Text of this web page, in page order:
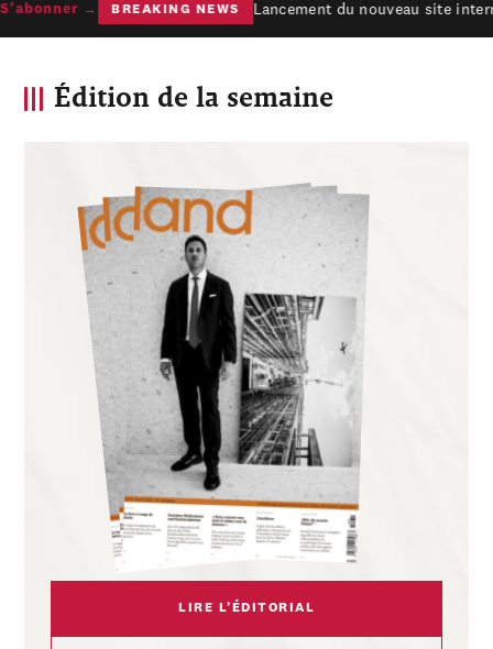
→ BREAKING NEWS Lancement du nouveau site
Édition de la semaine
LIRE L’ÉDITORIAL